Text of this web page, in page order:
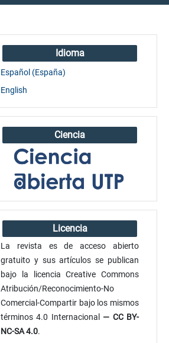
Idioma
Español (España)
English
Ciencia
Licencia
La revista es de acceso abierto
gratuito y sus artículos se publican
bajo la licencia Creative Commons
Atribución/Reconocimiento-No
Comercial-Compartir bajo los mismos
términos 4.0 Internacional — CC BY-
NC-SA 4.0.